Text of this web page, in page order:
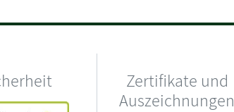
Zertifikate und
Auszeichnungen